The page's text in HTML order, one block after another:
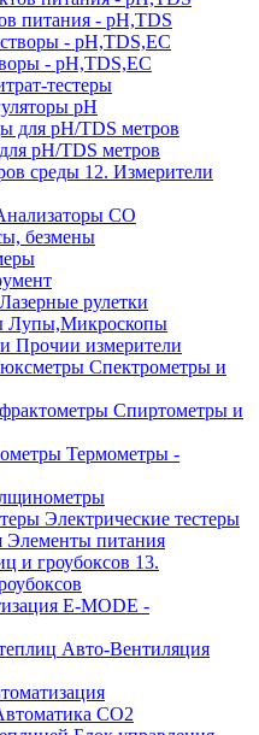
питания - pH,TDS
- pH,TDS,EC
тестеры
pН
pH/TDS метров
12. Измерители
CO
безмены
Лазерные рулетки
Лупы,Микроскопы
Прочии измерители
Спектрометры и
Спиртометры и
Термометры -
Электрические тестеры
Элементы питания
13.
E-MODE -
Авто-Вентиляция
СО2